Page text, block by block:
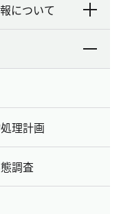
について
理計画
調査